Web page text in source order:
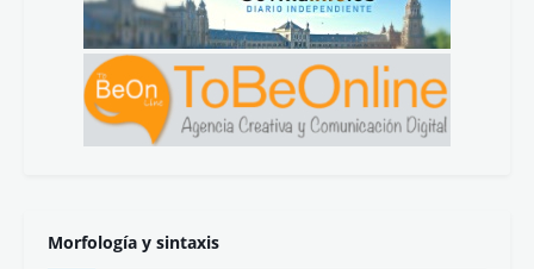
Morfología y sintaxis